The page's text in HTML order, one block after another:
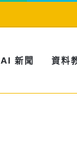
AI 新聞 資料